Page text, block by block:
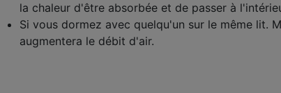
la chaleur d'être absorbée et de passer à
Si vous dormez avec quelqu'un sur le même lit.
augmentera le débit d'air.